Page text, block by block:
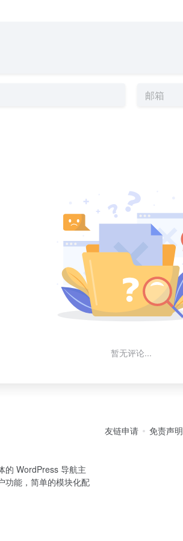
暂无评论...
的 WordPress 导航主
功能，简单的模块化配
友链申请 免责声明